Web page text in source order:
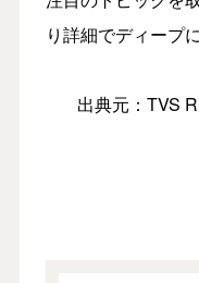
り詳細でディープ
出典元：TVS